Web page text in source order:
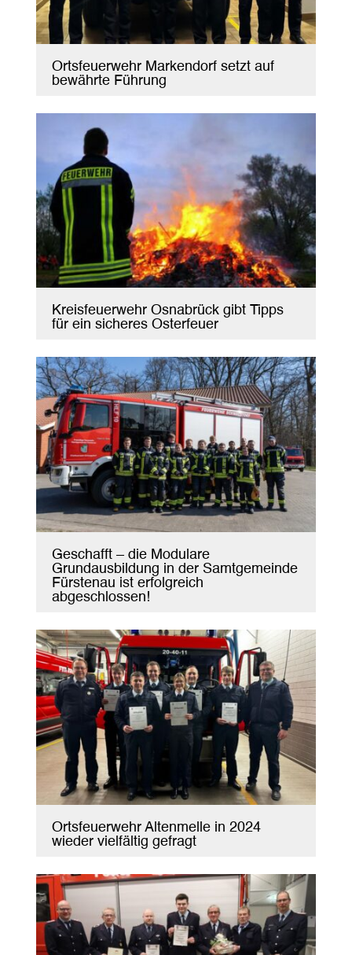
Ortsfeuerwehr Markendorf setzt auf
bewährte Führung
Kreisfeuerwehr Osnabrück gibt Tipps
für ein sicheres Osterfeuer
Geschafft – die Modulare
Grundausbildung in der Samtgemeinde
Fürstenau ist erfolgreich
abgeschlossen!
Ortsfeuerwehr Altenmelle in 2024
wieder vielfältig gefragt